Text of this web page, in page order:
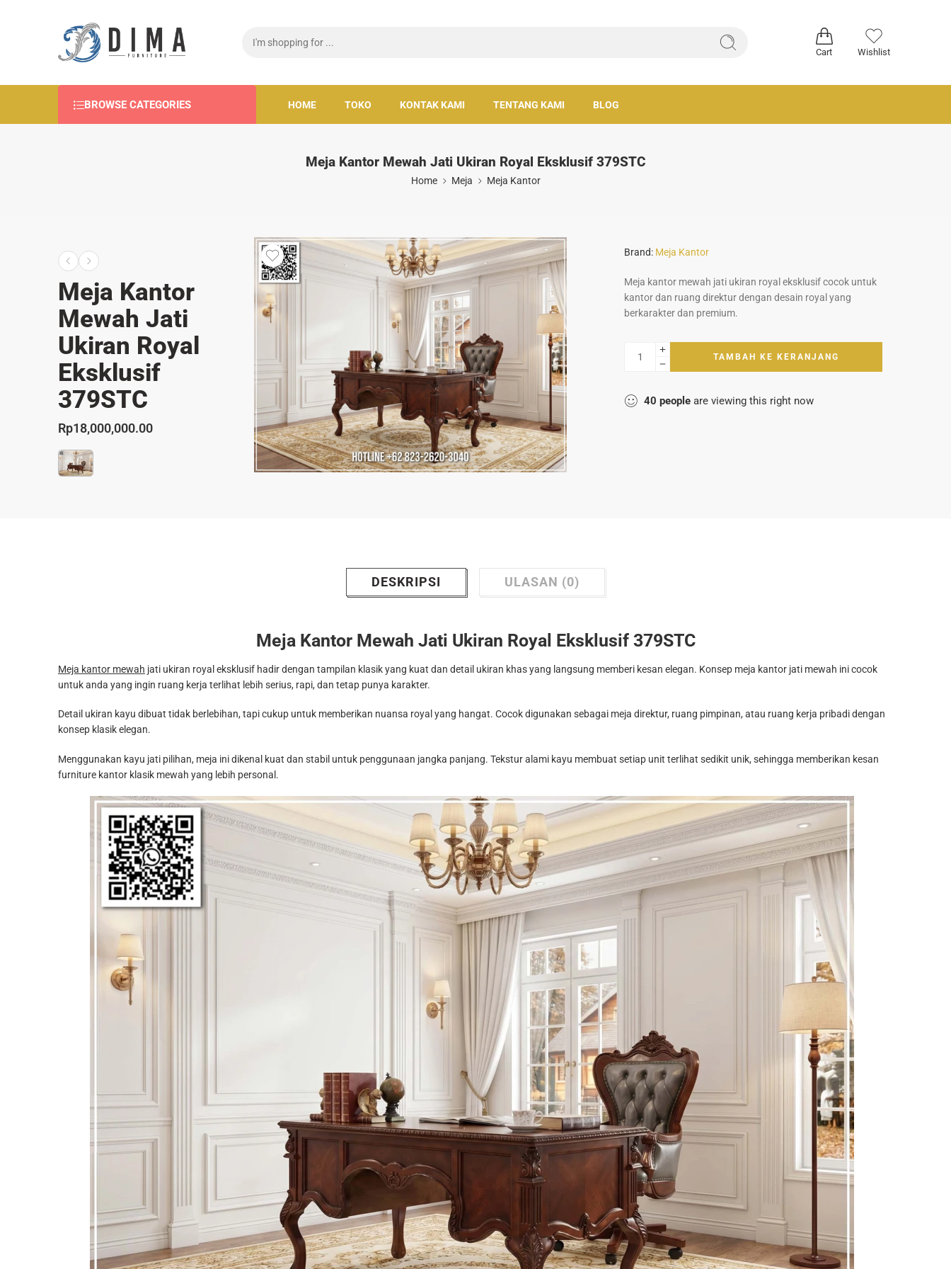
Cart Wishlist
BROWSE CATEGORIES HOME TOKO KONTAK KAMI TENTANG KAMI BLOG
Meja Kantor Mewah Jati Ukiran Royal Eksklusif 379STC
Home Meja Meja Kantor
Meja Kantor
Mewah Jati
Ukiran Royal
Eksklusif
379STC
Rp18,000,000.00
Brand: Meja Kantor
Meja kantor mewah jati ukiran royal eksklusif cocok untuk
kantor dan ruang direktur dengan desain royal yang
berkarakter dan premium.
TAMBAH KE KERANJANG
40 people are viewing this right now
DESKRIPSI ULASAN (0)
Meja Kantor Mewah Jati Ukiran Royal Eksklusif 379STC
Meja kantor mewah jati ukiran royal eksklusif hadir dengan tampilan klasik yang kuat dan detail ukiran khas yang langsung memberi kesan elegan. Konsep meja kantor jati mewah ini cocok
untuk anda yang ingin ruang kerja terlihat lebih serius, rapi, dan tetap punya karakter.
Detail ukiran kayu dibuat tidak berlebihan, tapi cukup untuk memberikan nuansa royal yang hangat. Cocok digunakan sebagai meja direktur, ruang pimpinan, atau ruang kerja pribadi dengan
konsep klasik elegan.
Menggunakan kayu jati pilihan, meja ini dikenal kuat dan stabil untuk penggunaan jangka panjang. Tekstur alami kayu membuat setiap unit terlihat sedikit unik, sehingga memberikan kesan
furniture kantor klasik mewah yang lebih personal.